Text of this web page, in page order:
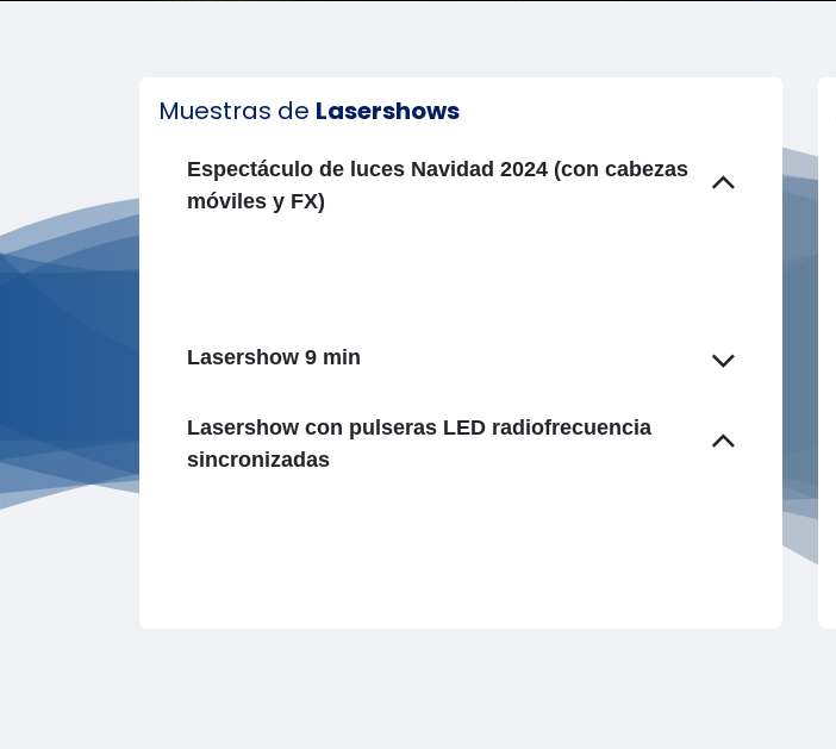
Muestras de Lasershows
Espectáculo de luces Navidad 2024 (con cabezas
móviles y FX)
Lasershow 9 min
Lasershow con pulseras LED radiofrecuencia
sincronizadas